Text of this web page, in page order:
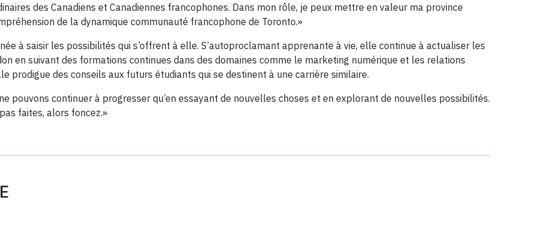
des Canadiens et Canadiennes francophones. Dans mon rôle, je peux mettre en valeur ma province
de la dynamique communauté francophone de Toronto.»
à saisir les possibilités qui s’offrent à elle. S’autoproclamant apprenante à vie, elle continue à actualiser les
en suivant des formations continues dans des domaines comme le marketing numérique et les relations
prodigue des conseils aux futurs étudiants qui se destinent à une carrière similaire.
pouvons continuer à progresser qu’en essayant de nouvelles choses et en explorant de nouvelles possibilités.
faites, alors foncez.»